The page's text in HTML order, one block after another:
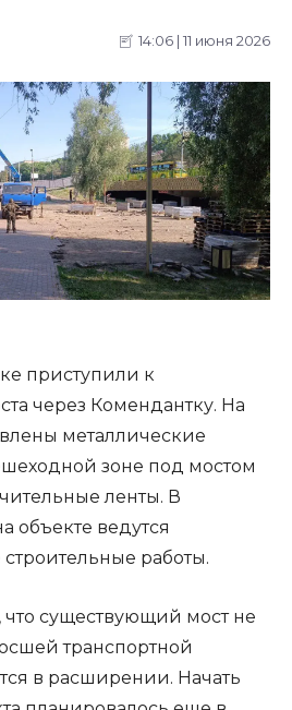
14:06 | 11 июня 2026
приступили к
через Комендантку. На
металлические
зоне под мостом
ленты. В
объекте ведутся
работы.
что существующий мост не
транспортной
в расширении. Начать